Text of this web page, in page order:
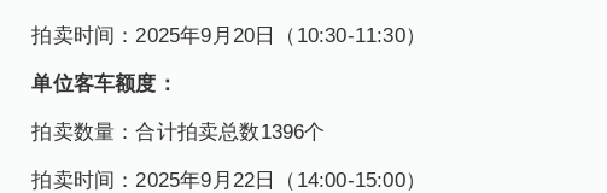
拍卖时间：2025年9月20日（10:30-11:30）
单位客车额度：
拍卖数量：合计拍卖总数1396个
拍卖时间：2025年9月22日（14:00-15:00）